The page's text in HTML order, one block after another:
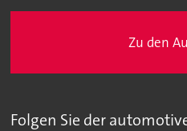
Zu den
Folgen Sie der